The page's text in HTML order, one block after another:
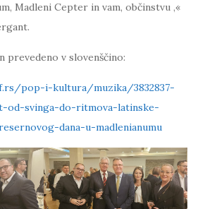
Madleni Cepter in vam, občinstvu ,«
prevedeno v slovenščino:
pop-i-kultura/muzika/3832837-
od-svinga-do-ritmova-latinske-
dana-u-madlenianumu